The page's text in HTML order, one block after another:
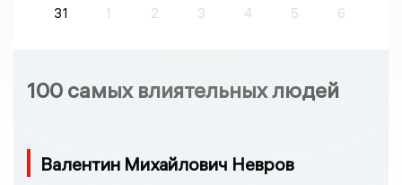
31
1 2 3 4 5 6
100 самых влиятельных людей
Валентин Михайлович Невров